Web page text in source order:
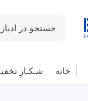
جستجو در
خانه شـکـارِ